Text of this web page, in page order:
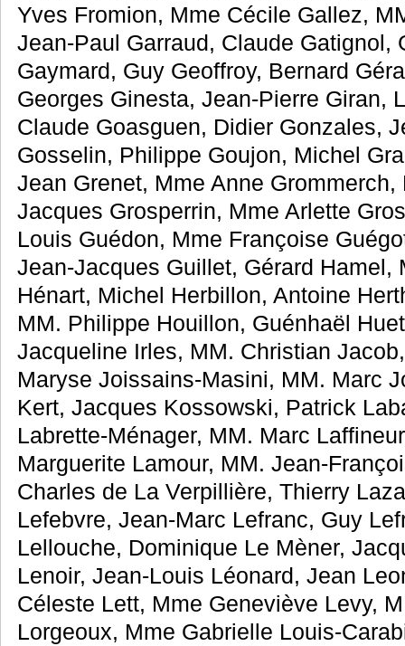
Yves Fromion, Mme Cécile Gallez,
Jean-Paul Garraud, Claude Gatignol,
Gaymard, Guy Geoffroy, Bernard
Georges Ginesta, Jean-Pierre Giran,
Claude Goasguen, Didier Gonzales,
Gosselin, Philippe Goujon, Michel
Jean Grenet, Mme Anne
Jacques Grosperrin, Mme Arlette
Louis Guédon, Mme Françoise
Jean-Jacques Guillet, Gérard Hamel,
Hénart, Michel Herbillon, Antoine
MM. Philippe Houillon, Guénhaël
Jacqueline Irles, MM. Christian
Maryse Joissains-Masini, MM. Marc
Kert, Jacques Kossowski, Patrick
Labrette-Ménager, MM. Marc
Marguerite Lamour, MM. Jean-
Charles de La Verpillière, Thierry
Lefebvre, Jean-Marc Lefranc, Guy
Lellouche, Dominique Le Mèner,
Lenoir, Jean-Louis Léonard, Jean
Céleste Lett, Mme Geneviève Levy,
Lorgeoux, Mme Gabrielle Louis-